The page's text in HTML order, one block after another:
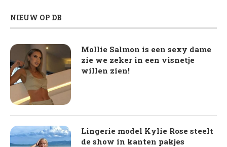
NIEUW OP DB
Mollie Salmon is een sexy dame
zie we zeker in een visnetje
willen zien!
Lingerie model Kylie Rose steelt
de show in kanten pakjes